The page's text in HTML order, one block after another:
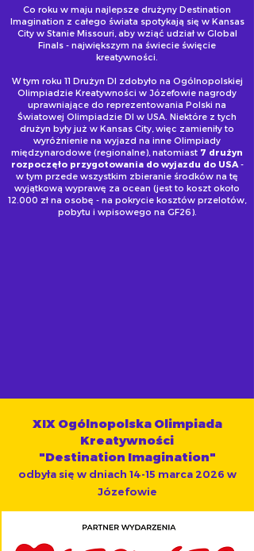
Co roku w maju najlepsze drużyny Destination
Imagination z całego świata spotykają się w Kansas
City w Stanie Missouri, aby wziąć udział w Global
Finals - największym na świecie święcie
kreatywności.
W tym roku 11 Drużyn DI zdobyło na Ogólnopolskiej
Olimpiadzie Kreatywności w Józefowie nagrody
uprawniające do reprezentowania Polski na
Światowej Olimpiadzie DI w USA. Niektóre z tych
drużyn były już w Kansas City, więc zamieniły to
wyróżnienie na wyjazd na inne Olimpiady
międzynarodowe (regionalne), natomiast 7 drużyn
rozpoczęło przygotowania do wyjazdu do USA -
w tym przede wszystkim zbieranie środków na tę
wyjątkową wyprawę za ocean (jest to koszt około
12.000 zł na osobę - na pokrycie kosztów przelotów,
pobytu i wpisowego na GF26).
XIX Ogólnopolska Olimpiada
Kreatywności
"Destination Imagination"
odbyła się w dniach 14-15 marca 2026 w
Józefowie